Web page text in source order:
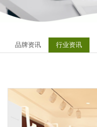
品牌资讯 行业资讯